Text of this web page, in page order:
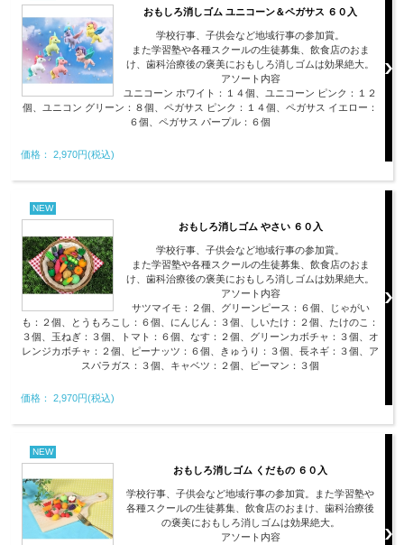
おもしろ消しゴム ユニコーン＆ペガサス ６０入
学校行事、子供会など地域行事の参加賞。
また学習塾や各種スクールの生徒募集、飲食店のおま
け、歯科治療後の褒美におもしろ消しゴムは効果絶大。
アソート内容
ユニコーン ホワイト：１４個、ユニコーン ピンク：１２
個、ユニコン グリーン：８個、ペガサス ピンク：１４個、ペガサス イエロー：
６個、ペガサス パープル：６個
価格： 2,970円(税込)
NEW
おもしろ消しゴム やさい ６０入
学校行事、子供会など地域行事の参加賞。
また学習塾や各種スクールの生徒募集、飲食店のおま
け、歯科治療後の褒美におもしろ消しゴムは効果絶大。
アソート内容
サツマイモ：２個、グリーンピース：６個、じゃがい
も：２個、とうもろこし：６個、にんじん：３個、しいたけ：２個、たけのこ：
３個、玉ねぎ：３個、トマト：６個、なす：２個、グリーンカボチャ：３個、オ
レンジカボチャ：２個、ピーナッツ：６個、きゅうり：３個、長ネギ：３個、ア
スパラガス：３個、キャベツ：２個、ピーマン：３個
価格： 2,970円(税込)
NEW
おもしろ消しゴム くだもの ６０入
学校行事、子供会など地域行事の参加賞。また学習塾や
各種スクールの生徒募集、飲食店のおまけ、歯科治療後
の褒美におもしろ消しゴムは効果絶大。
アソート内容